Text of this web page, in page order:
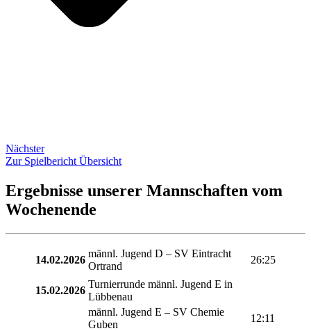
Nächster
Zur Spielbericht Übersicht
Ergebnisse unserer Mannschaften vom
Wochenende
14.02.2026
männl. Jugend D – SV Eintracht
Ortrand
26:25
15.02.2026
Turnierrunde männl. Jugend E in
Lübbenau
männl. Jugend E – SV Chemie
Guben
12:11